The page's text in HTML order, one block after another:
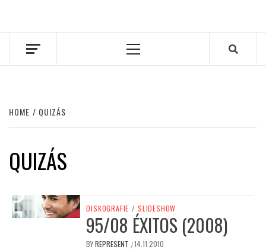
Primary
HOME QUIZÁS
QUIZÁS
DISKOGRAFIE / SLIDESHOW
95/08 ÉXITOS (2008)
BYREPRESENT /14.11.2010